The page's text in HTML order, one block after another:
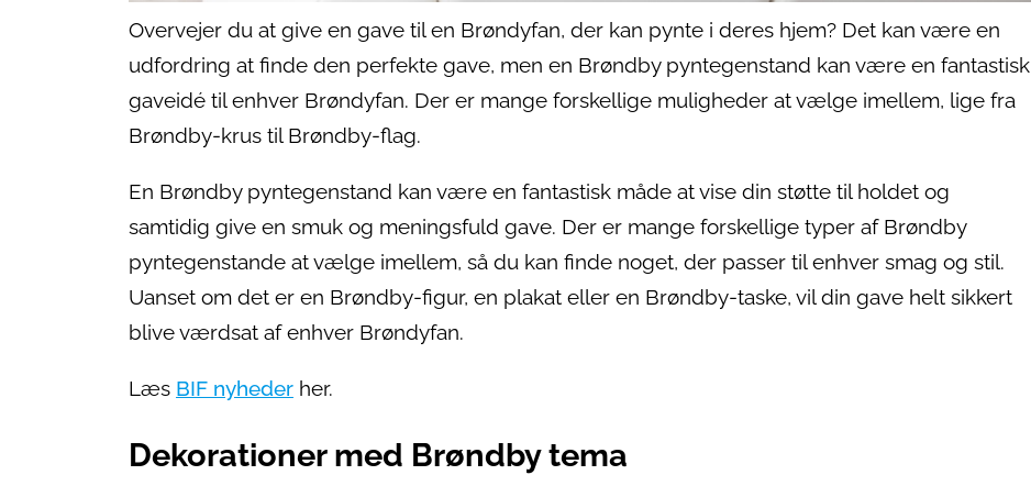
Overvejer du at give en gave til en Brøndyfan, der kan pynte i deres hjem? Det kan være en
udfordring at finde den perfekte gave, men en Brøndby pyntegenstand kan være en fantastisk
gaveidé til enhver Brøndyfan. Der er mange forskellige muligheder at vælge imellem, lige fra
Brøndby-krus til Brøndby-flag.
En Brøndby pyntegenstand kan være en fantastisk måde at vise din støtte til holdet og
samtidig give en smuk og meningsfuld gave. Der er mange forskellige typer af Brøndby
pyntegenstande at vælge imellem, så du kan finde noget, der passer til enhver smag og stil.
Uanset om det er en Brøndby-figur, en plakat eller en Brøndby-taske, vil din gave helt sikkert
blive værdsat af enhver Brøndyfan.
Læs BIF nyheder her.
Dekorationer med Brøndby tema